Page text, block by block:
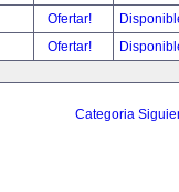
Ofertar!
Ofertar!
Categoria